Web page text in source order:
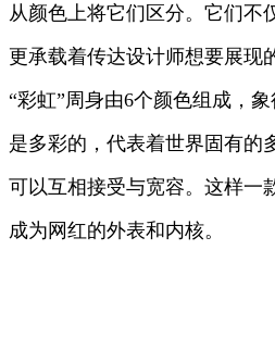
从颜色上将它们区分。它们不
更承载着传达设计师想要展现
“彩虹”周身由6个颜色组成，
是多彩的，代表着世界固有的
可以互相接受与宽容。这样一
成为网红的外表和内核。